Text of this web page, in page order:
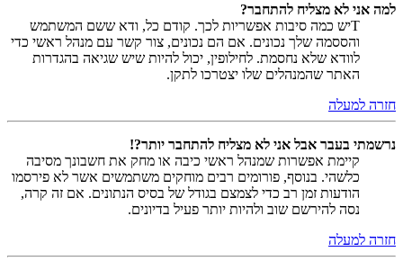
למה אני לא מצליח להתחבר?
Tיש כמה סיבות אפשריות לכך. קודם כל, ודא ששם המשתמש
והססמה שלך נכונים. אם הם נכונים, צור קשר עם מנהל ראשי כדי
לוודא שלא נחסמת. לחילופין, יכול להיות שיש שגיאה בהגדרות
האתר שהמנהלים שלו יצטרכו לתקן.
חזרה למעלה
נרשמתי בעבר אבל אני לא מצליח להתחבר יותר?!
קיימת אפשרות שמנהל ראשי כיבה או מחק את חשבונך מסיבה
כלשהי. בנוסף, פורומים רבים מוחקים משתמשים אשר לא פירסמו
הודעות זמן רב כדי לצמצם בגודל של בסיס הנתונים. אם זה קרה,
נסה להירשם שוב ולהיות יותר פעיל בדיונים.
חזרה למעלה